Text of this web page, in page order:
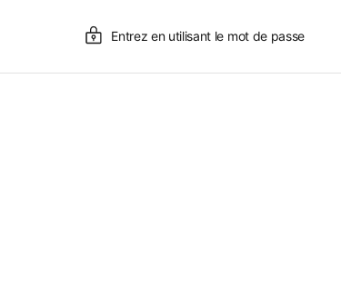
Entrez en utilisant le mot de passe